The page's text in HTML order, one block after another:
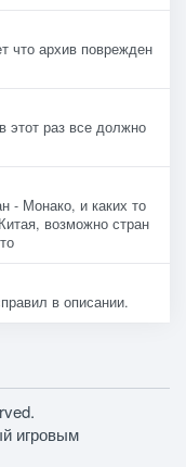
что архив поврежден
этот раз все должно
- Монако, и каких то
возможно стран
в описании.
игровым